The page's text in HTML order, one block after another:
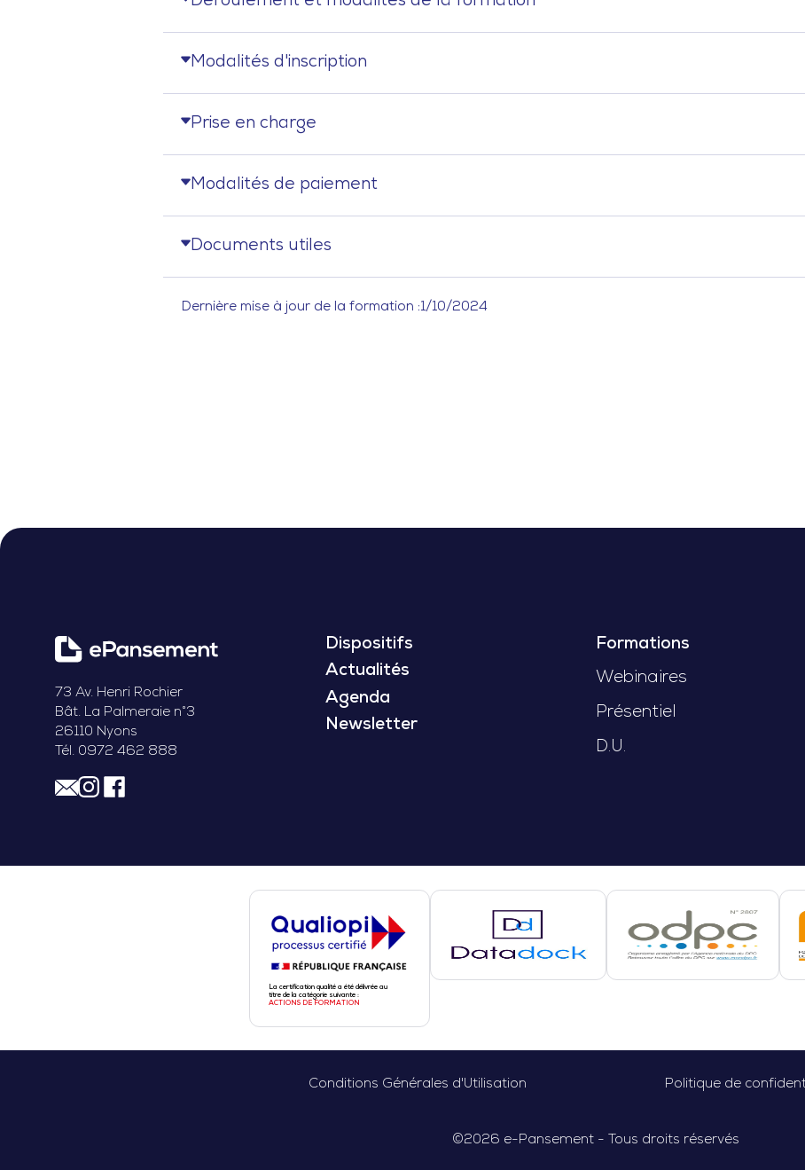
Modalités d'inscription
Prise en charge
Modalités de paiement
Documents utiles
Dernière mise à jour de la formation :1/10/2024
73 Av. Henri Rochier
Bât. La Palmeraie n°3
26110 Nyons
Tél. 0972 462 888
Dispositifs
Actualités
Agenda
Newsletter
Formations
Webinaires
Présentiel
D.U.
La certification qualité a été délivrée au
titre de la catégorie suivante :
ACTIONS DE FORMATION
Conditions Générales d'Utilisation Politique de
©2026 e-Pansement - Tous droits réservés